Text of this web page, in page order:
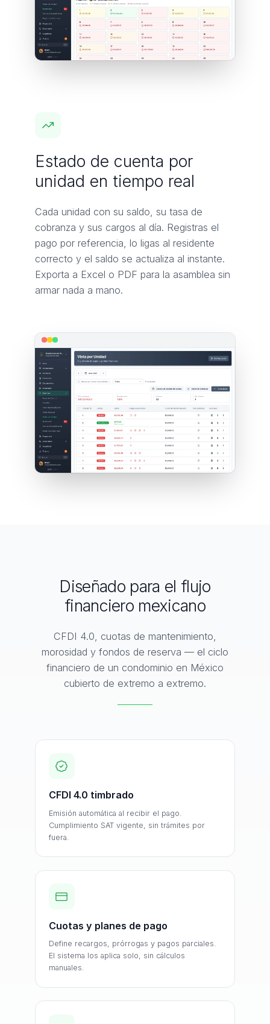
Estado de cuenta por
unidad en tiempo real
Cada unidad con su saldo, su tasa de
cobranza y sus cargos al día. Registras el
pago por referencia, lo ligas al residente
correcto y el saldo se actualiza al instante.
Exporta a Excel o PDF para la asamblea sin
armar nada a mano.
Diseñado para el flujo
financiero mexicano
CFDI 4.0, cuotas de mantenimiento,
morosidad y fondos de reserva — el ciclo
financiero de un condominio en México
cubierto de extremo a extremo.
CFDI 4.0 timbrado
Emisión automática al recibir el pago.
Cumplimiento SAT vigente, sin trámites por
fuera.
Cuotas y planes de pago
Define recargos, prórrogas y pagos parciales.
El sistema los aplica solo, sin cálculos
manuales.